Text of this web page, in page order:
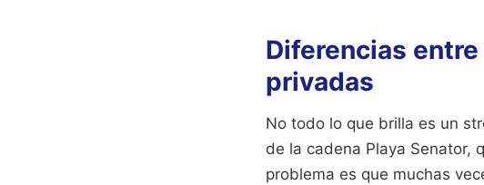
Diferencias
privadas
No todo lo que brilla es un
de la cadena Playa Senator,
problema es que muchas